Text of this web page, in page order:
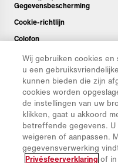
Gegevensbescherming
Cookie-richtlijn
Colofon
Disclaimer
Nieuwsbrief
Reserveonderdelen
Downloads
CO₂-calculator
TCO-calculator
Dealers en Vestigingen
Wij gebruiken cookies
u een
kunnen bieden die zijn
cookies worden
de instellingen van uw
klikken, gaat u akkoord
betreffende gegevens.
weigeren of aanpassen.
gegevensverwerking
Privésfeerverklaring of